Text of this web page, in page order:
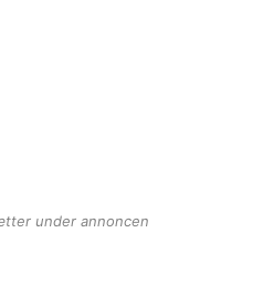
under annoncen